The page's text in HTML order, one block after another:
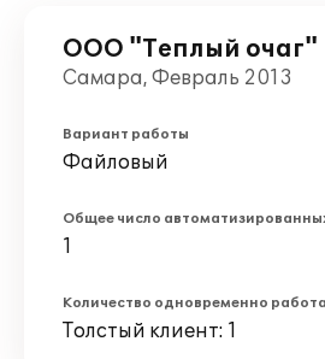
ООО "Теплый очаг"
Самара, Февраль 2013
Вариант работы
Файловый
Общее число
1
Количество одновременно
Толстый клиент: 1